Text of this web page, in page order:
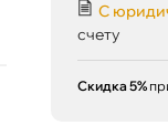
С
счету
Скидка 5%